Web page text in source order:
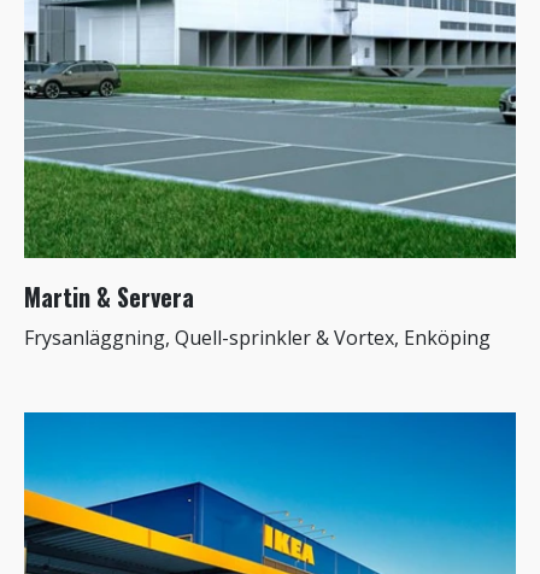
Martin & Servera
Frysanläggning, Quell-sprinkler & Vortex, Enköping